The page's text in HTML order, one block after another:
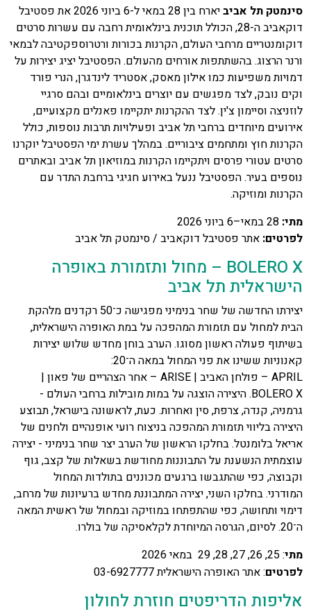
סינמטק תל אביב
יארח בין 28 במאי ל-6 ביוני 2026 את פסטיבל
דוקאביב ה-28, הכולל תוכנית בינלאומית רחבה עם עשרות סרטים
דוקומנטריים מרחבי העולם, הקרנות בכורות ורטרוספקטיבה לבמאי
ורנר הרצוג. בהשתתפות אורחים מהעולם. הפסטיבל יציג יצירות על
דמויות משפיעות כמו אילון מאסק, אסטריד לינדגרן, הנרי פורד
וקים נובק, לצד מפגשים עם יוצרים בינלאומיים ובהם סרגיי
לוזניצה וסיימון צ'ין. לצד ההקרנות יתקיימו פאנלים מקצועיים,
אירועים מיוחדים ברחבי תל אביב ופעילויות תרבות נוספות, כולל
הקרנות חוץ ומתחמים ציבוריים. במהלך עשרת ימי הפסטיבל יוקרנו
סרטים עטורי פרסים ויתקיימו הקרנות במוזיאון תל אביב ובאתרים
נוספים בעיר. הפסטיבל ננעל באירוע חגיגי ברחבת התדר עם
הקרנות ומוזיקה.
מתי:
לפרטים: אתר פסטיבל דוקאביב / סינמטק תל אביב
BOLERO X – מחול ותזמורת באופרה
הישראלית תל אביב
יצירתו החדשה של שחר בנימיני מפגישה כ־50 רקדנים מלהקת
הבית למחול עם תזמורת המהפכה על במת האופרה הישראלית,
בשיתוף פעולה ראשון מסוגו. הערב בוחן מחדש שלוש יצירות
קאנוניות ששינו את פני המחול במאה ה־20:
APRIL – פולחן האביב | ARISE – אחר הצהריים של פאון |
BOLERO X. היצירה הוצגה על במות מובילות ברחבי העולם -
גרמניה, קנדה, צרפת, סין ואחרות. כעת, לראשונה בישראל, תבוצע
היצירה בליווי תזמורת המהפכה בניצוח רועי אופנהיים ולחנים של
אריאל בלומנטל. בחלקו הראשון של הערב יצר שחר בנימיני - יצירה
עוצמתית הנשענת על התבוננות מחודשת בשאלות של קצב, גוף
וקבוצה, כפי שהתגבשו ברגעים מכוננים בתולדות המחול
המודרני. בחלקו השני, יצירה המתבוננת מחדש ברעיונות של מרחב,
דימוי ותחושה, כפי שהתפתחו במוזיקה ובמחול של ראשית המאה
ה־20. לסיום, הגרסה המיוחדת לקלאסיקה של בולרו.
מתי: 25, 26, 27, 28, 29 במאי 2026
לפרטים: אתר האופרה הישראלית 03-6927777
אליפות הדריפטים חוזרת לחולון